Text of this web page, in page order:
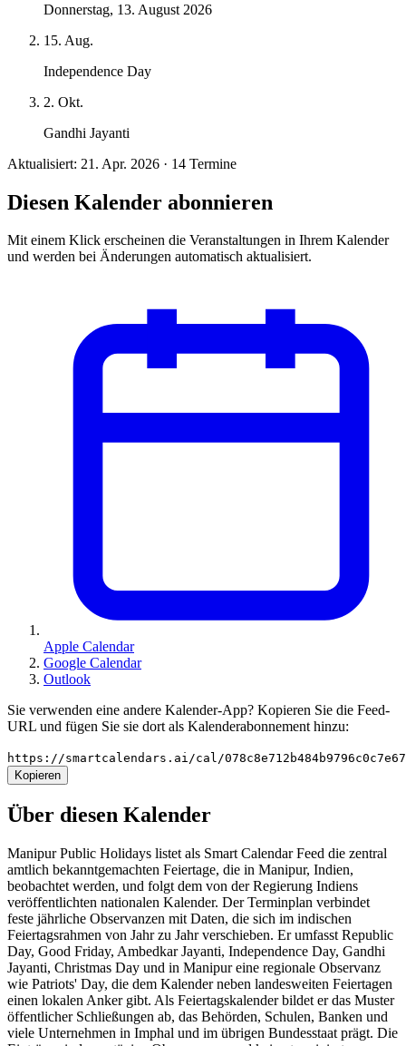
Donnerstag, 13. August 2026
15. Aug.
Independence Day
2. Okt.
Gandhi Jayanti
Aktualisiert: 21. Apr. 2026 · 14 Termine
Diesen Kalender abonnieren
Mit einem Klick erscheinen die Veranstaltungen in Ihrem Kalender
und werden bei Änderungen automatisch aktualisiert.
Apple Calendar
Google Calendar
Outlook
Sie verwenden eine andere Kalender-App? Kopieren Sie die Feed-
URL und fügen Sie sie dort als Kalenderabonnement hinzu:
https://smartcalendars.ai/cal/
Kopieren
Über diesen Kalender
Manipur Public Holidays listet als Smart Calendar Feed die zentral
amtlich bekanntgemachten Feiertage, die in Manipur, Indien,
beobachtet werden, und folgt dem von der Regierung Indiens
veröffentlichten nationalen Kalender. Der Terminplan verbindet
feste jährliche Observanzen mit Daten, die sich im indischen
Feiertagsrahmen von Jahr zu Jahr verschieben. Er umfasst Republic
Day, Good Friday, Ambedkar Jayanti, Independence Day, Gandhi
Jayanti, Christmas Day und in Manipur eine regionale Observanz
wie Patriots' Day, die dem Kalender neben landesweiten Feiertagen
einen lokalen Anker gibt. Als Feiertagskalender bildet er das Muster
öffentlicher Schließungen ab, das Behörden, Schulen, Banken und
viele Unternehmen in Imphal und im übrigen Bundesstaat prägt. Die